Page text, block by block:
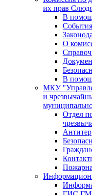
их прав
В
О
В
МКУ
и
Отдел